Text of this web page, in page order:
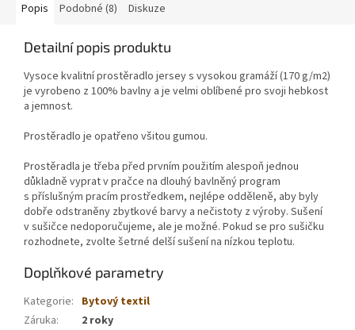
Popis Podobné (8) Diskuze
Detailní popis produktu
Vysoce kvalitní prostěradlo jersey s vysokou gramáží (170 g/m2)
je vyrobeno z 100% bavlny a je velmi oblíbené pro svoji hebkost
a jemnost.
Prostěradlo je opatřeno všitou gumou.
Prostěradla je třeba před prvním použitím alespoň jednou
důkladně vyprat v pračce na dlouhý bavlněný program
s příslušným pracím prostředkem, nejlépe odděleně, aby byly
dobře odstraněny zbytkové barvy a nečistoty z výroby. Sušení
v sušičce nedoporučujeme, ale je možné. Pokud se pro sušičku
rozhodnete, zvolte šetrné delší sušení na nízkou teplotu.
Doplňkové parametry
Kategorie: Bytový textil
Záruka:
2 roky